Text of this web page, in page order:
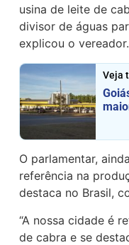
usina de leite de
divisor de águas
explicou o vereador.
Veja
O parlamentar,
referência na
destaca no Brasil,
“A nossa cidade é
de cabra e se